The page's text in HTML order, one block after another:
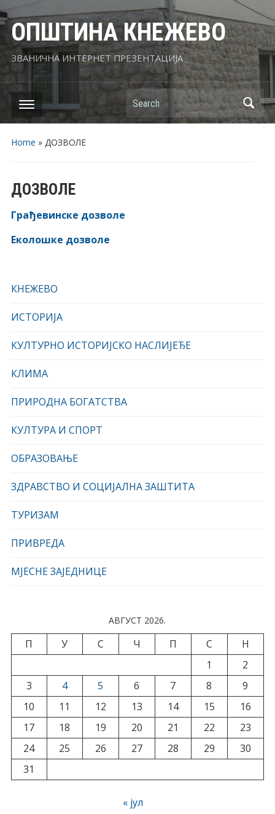
ОПШТИНА КНЕЖЕВО
ЗВАНИЧНА ИНТЕРНЕТ ПРЕЗЕНТАЦИЈА
Search
Home » ДОЗВОЛЕ
КНЕЖЕВО
ИСТОРИЈА
КУЛТУРНО ИСТОРИЈСКО НАСЛИЈЕЂЕ
КЛИМА
ПРИРОДНА БОГАТСТВА
КУЛТУРА И СПОРТ
ОБРАЗОВАЊЕ
ЗДРАВСТВО И СОЦИЈАЛНА ЗАШТИТА
ТУРИЗАМ
ПРИВРЕДА
МЈЕСНЕ ЗАЈЕДНИЦЕ
АВГУСТ 2026.
П У С Ч П С
Н
1
2
3
4 5 6 7 8
9
10
11 12 13 14 15
16
17
18 19 20 21 22
23
24
25 26 27 28 29
30
31
« јул
ДОЗВОЛЕ
Грађевинске дозволе
Еколошке дозволе